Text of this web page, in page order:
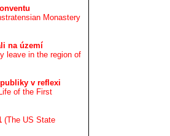
Monastery
na území
leave in the region of
v reflexi
of the First
(The US State